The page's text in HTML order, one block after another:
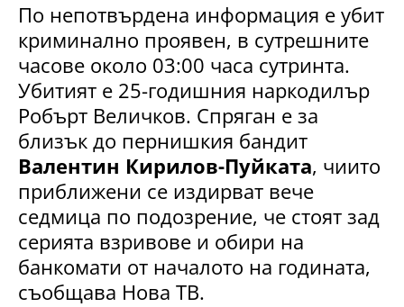
По непотвърдена информация е убит
криминално проявен, в сутрешните
часове около 03:00 часа сутринта.
Убитият е 25-годишния наркодилър
Робърт Величков. Спряган е за
близък до пернишкия бандит
Валентин Кирилов-Пуйката, чиито
приближени се издирват вече
седмица по подозрение, че стоят зад
серията взривове и обири на
банкомати от началото на годината,
съобщава Нова ТВ.